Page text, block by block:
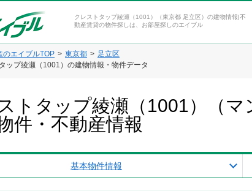
クレストタップ綾瀬（1001）（東京都 足立区）の建物情報|不
動産賃貸の物件探しは、お部屋探しのエイブル
のエイブルTOP 東京都
足立区
ップ綾瀬（1001）の建物情報・物件データ
トタップ綾瀬（1001）（
件・不動産情報
基本物件情報